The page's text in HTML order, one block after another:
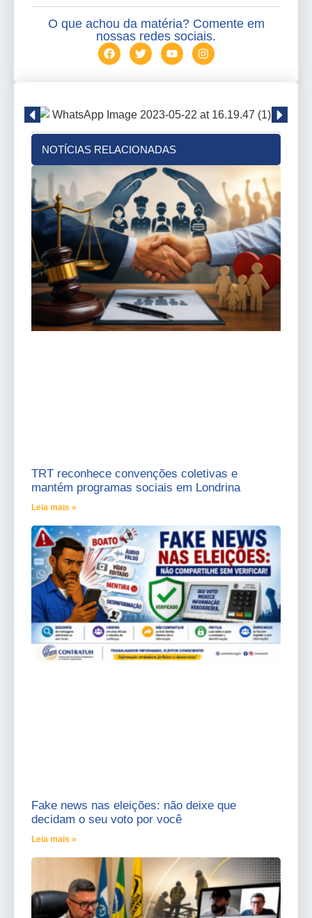
O que achou da matéria? Comente em
nossas redes sociais.
NOTÍCIAS RELACIONADAS
TRT reconhece convenções coletivas e
mantém programas sociais em Londrina
Leia mais »
Fake news nas eleições: não deixe que
decidam o seu voto por você
Leia mais »